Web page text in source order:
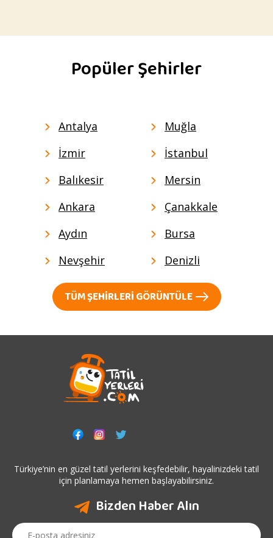
Popüler Şehirler
Antalya
Muğla
İzmir
İstanbul
Balıkesir
Mersin
Ankara
Çanakkale
Aydın
Bursa
Nevşehir
Denizli
TÜM ŞEHIRLERI GÖRÜNTÜLE
Türkiye’nin en güzel tatil yerlerini keşfedebilir, hayalinizdeki tatil
için planlamaya hemen başlayabilirsiniz.
Bizden Haber Alın